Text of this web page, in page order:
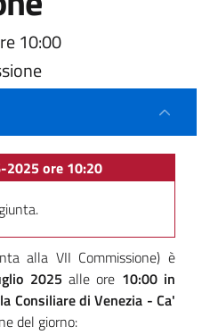
10:00
ore 10:20
alla VII Commissione) è
2025 alle ore 10:00 in
Consiliare di Venezia - Ca'
del giorno: